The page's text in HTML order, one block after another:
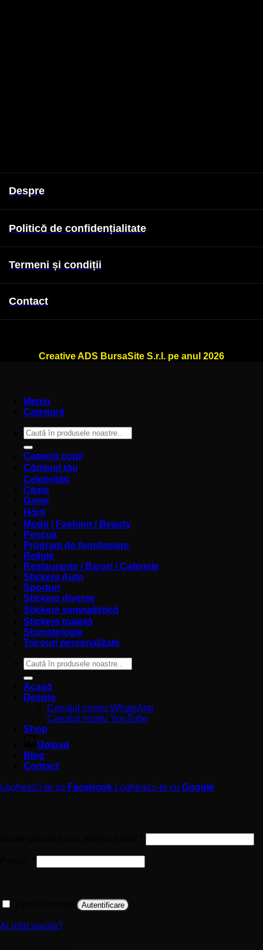
Despre
Politică de confidențialitate
Termeni și condiții
Contact
Creative ADS BursaSite S.r.l. pe anul 2026
Meniu
Categorii
Caută
după:
Cameră copii
Căminul tău
Celebrități
Citate
Game
Hărți
Modă / Fashion / Beauty
Pescuit
Program de funcționare
Religie
Restaurante / Baruri / Cafenele
Stickere Auto
Sporturi
Stickere diverse
Stickere semnalistică
Stickere toaletă
Stomatologie
Tricouri personalizate
Caută
după:
Acasă
Despre
Canalul nostru WhatsApp
Canalul nostru YouTube
Shop
Upload
Blog
Contact
Loghează-te cu Facebook Loghează-te cu Google
Obligatoriu
Obligatoriu
Autentificare
Ai uitat parola?